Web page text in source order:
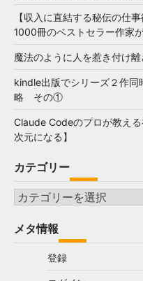
【収入に直結する秘伝の仕
1000冊のベストセラー作家
魔法のように人を惹き付け
kindle出版でシリーズ２作
略 その①
Claude Codeのプロが教え
次元になる】
カテゴリー
カ
ゴ
リ
メタ情報
登録